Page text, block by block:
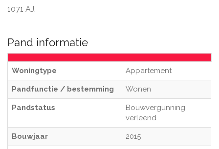
1071 AJ.
Pand informatie
Woningtype Appartement
Pandfunctie / bestemming Wonen
Pandstatus
Bouwvergunning
verleend
Bouwjaar 2015